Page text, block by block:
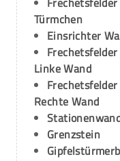
Türmchen
Einsrichter
Linke Wand
Rechte Wand
Grenzstein